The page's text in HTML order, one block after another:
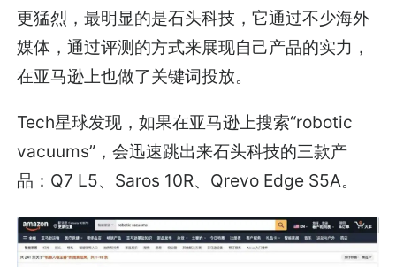
更猛烈，最明显的是石头科技，它通过不少海外
媒体，通过评测的方式来展现自己产品的实力，
在亚马逊上也做了关键词投放。
Tech星球发现，如果在亚马逊上搜索“robotic
vacuums”，会迅速跳出来石头科技的三款产
品：Q7 L5、Saros 10R、Qrevo Edge S5A。